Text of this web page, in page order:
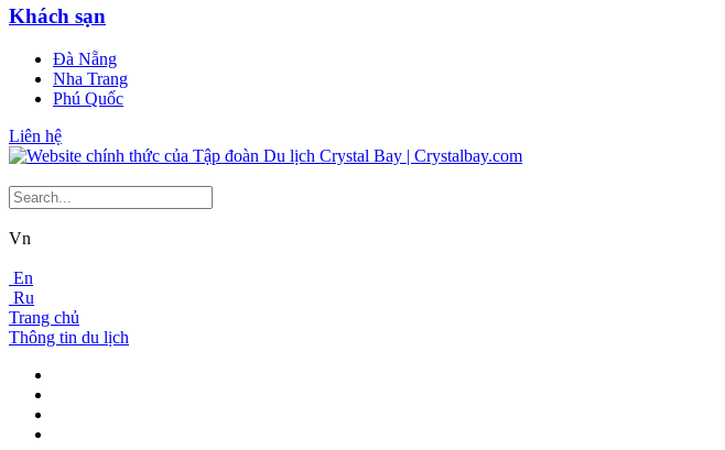
Khách sạn
Đà Nẵng
Nha Trang
Phú Quốc
Liên hệ
Vn
En
Ru
Trang chủ
Thông tin du lịch